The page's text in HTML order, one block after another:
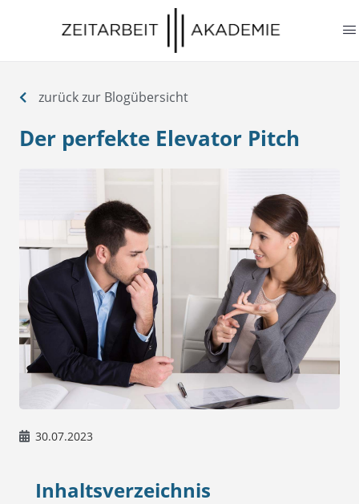
zurück zur Blogübersicht
Der perfekte Elevator Pitch
30.07.2023
Inhaltsverzeichnis